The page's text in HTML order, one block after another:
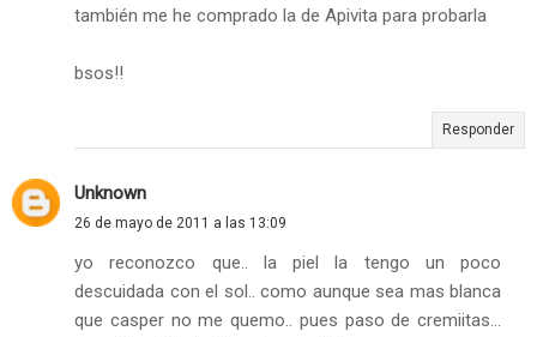
también me he comprado la de Apivita para probarla
bsos!!
Responder
Unknown
26 de mayo de 2011 a las 13:09
yo reconozco que.. la piel la tengo un poco
descuidada con el sol.. como aunque sea mas blanca
que casper no me quemo.. pues paso de cremiitas...